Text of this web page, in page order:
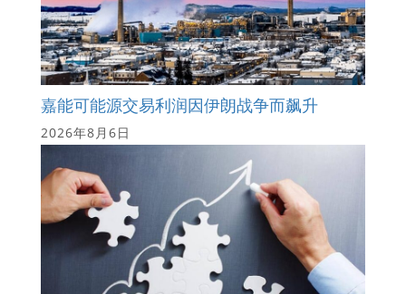
嘉能可能源交易利润因伊朗战争而飙升
2026年8月6日